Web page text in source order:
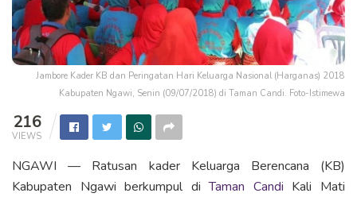
Jambore Kader KB dan Peringatan Hari Keluarga Nasional (Harganas) 2018
Kabupaten Ngawi, Senin (09/07/2018) di Taman Candi. Foto-Istimewa
216
VIEWS
NGAWI — Ratusan kader Keluarga Berencana (KB)
Kabupaten Ngawi berkumpul diTaman Candi Kali Mati